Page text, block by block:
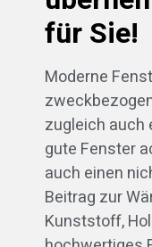
für Sie!
Moderne
zugleich auch
gute Fenster
auch einen
Beitrag zur
Kunststoff,